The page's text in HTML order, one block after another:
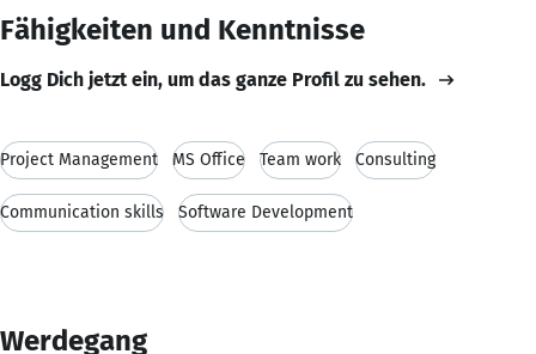
Fähigkeiten und Kenntnisse
Logg Dich jetzt ein, um das ganze Profil zu sehen.
Project Management MS Office Team work Consulting
Communication skills Software Development
Werdegang